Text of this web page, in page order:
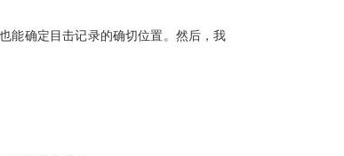
能确定目击记录的确切位置。然后，我